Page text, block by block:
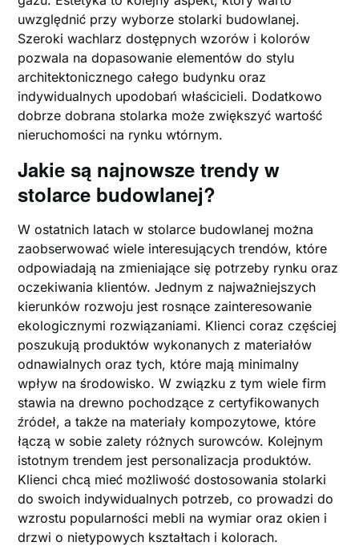
uwzględnić przy wyborze stolarki budowlanej.
Szeroki wachlarz dostępnych wzorów i kolorów
pozwala na dopasowanie elementów do stylu
architektonicznego całego budynku oraz
indywidualnych upodobań właścicieli. Dodatkowo
dobrze dobrana stolarka może zwiększyć wartość
nieruchomości na rynku wtórnym.
Jakie są najnowsze trendy w
stolarce budowlanej?
W ostatnich latach w stolarce budowlanej można
zaobserwować wiele interesujących trendów, które
odpowiadają na zmieniające się potrzeby rynku oraz
oczekiwania klientów. Jednym z najważniejszych
kierunków rozwoju jest rosnące zainteresowanie
ekologicznymi rozwiązaniami. Klienci coraz częściej
poszukują produktów wykonanych z materiałów
odnawialnych oraz tych, które mają minimalny
wpływ na środowisko. W związku z tym wiele firm
stawia na drewno pochodzące z certyfikowanych
źródeł, a także na materiały kompozytowe, które
łączą w sobie zalety różnych surowców. Kolejnym
istotnym trendem jest personalizacja produktów.
Klienci chcą mieć możliwość dostosowania stolarki
do swoich indywidualnych potrzeb, co prowadzi do
wzrostu popularności mebli na wymiar oraz okien i
drzwi o nietypowych kształtach i kolorach.